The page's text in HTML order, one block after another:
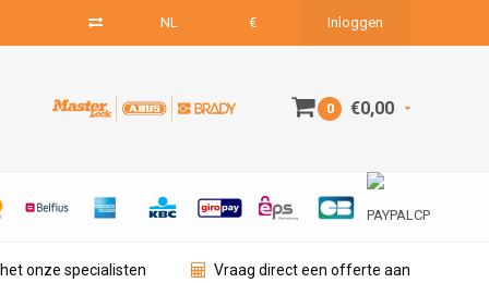
NL € Inloggen
0 €0,00
onze specialisten Vraag direct een offerte aan